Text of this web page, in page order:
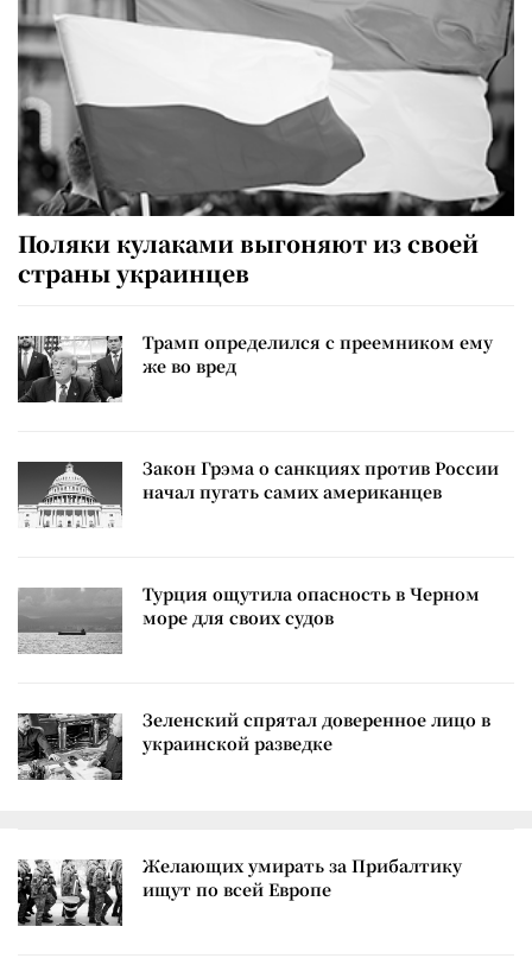
Поляки кулаками выгоняют из своей
страны украинцев
Трамп определился с преемником ему
же во вред
Закон Грэма о санкциях против России
начал пугать самих американцев
Турция ощутила опасность в Черном
море для своих судов
Зеленский спрятал доверенное лицо в
украинской разведке
Желающих умирать за Прибалтику
ищут по всей Европе